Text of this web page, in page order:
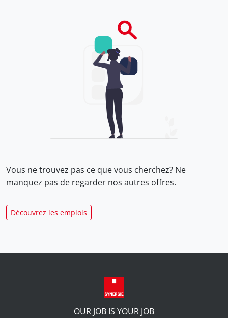
Vous ne trouvez pas ce que vous cherchez? Ne
manquez pas de regarder nos autres offres.
Découvrez les emplois
OUR JOB IS YOUR JOB